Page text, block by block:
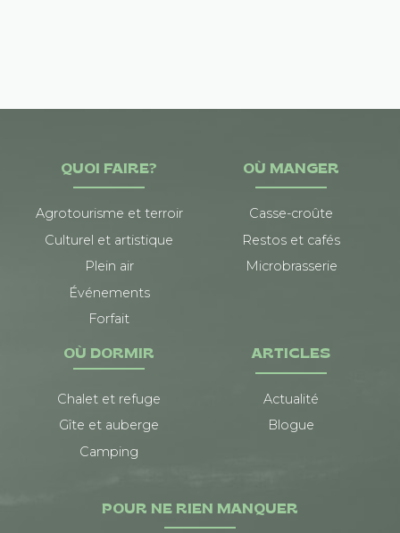
QUOI FAIRE?
Agrotourisme et terroir
Culturel et artistique
Plein air
Événements
Forfait
OÙ MANGER
Casse-croûte
Restos et cafés
Microbrasserie
OÙ DORMIR
Chalet et refuge
Gîte et auberge
Camping
ARTICLES
Actualité
Blogue
POUR NE RIEN MANQUER